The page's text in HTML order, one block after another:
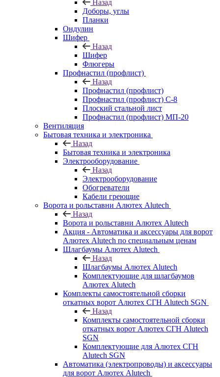
Назад
Доборы, углы
Планки
Ондулин
Шифер
Назад
Шифер
Флюгеры
Профнастил (профлист)
Назад
Профнастил (профлист)
Профнастил (профлист) С-8
Плоский стальной лист
Профнастил (профлист) МП-20
Вентиляция
Бытовая техника и электроника
Назад
Бытовая техника и электроника
Электрооборудование
Назад
Электрооборудование
Обогреватели
Кабели греющие
Ворота и рольставни Алютех Alutech
Назад
Ворота и рольставни Алютех Alutech
Акция - Автоматика и аксессуары для ворот
Алютех Alutech по специальным ценам
Шлагбаумы Алютех Alutech
Назад
Шлагбаумы Алютех Alutech
Комплектующие для шлагбаумов
Алютех Alutech
Комплекты самостоятельной сборки
откатных ворот Алютех СГН Alutech SGN
Назад
Комплекты самостоятельной сборки
откатных ворот Алютех СГН Alutech
SGN
Комплектующие для Алютех СГН
Alutech SGN
Автоматика (электропроводы) и аксессуары
для ворот Алютех Alutech